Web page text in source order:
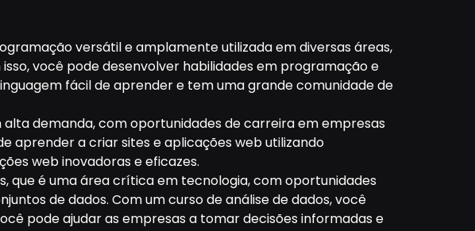
versátil e amplamente utilizada em diversas áreas,
você pode desenvolver habilidades em programação e
fácil de aprender e tem uma grande comunidade de
alta demanda, com oportunidades de carreira em empresas
aprender a criar sites e aplicações web utilizando
web inovadoras e eficazes.
que é uma área crítica em tecnologia, com oportunidades
de dados. Com um curso de análise de dados, você
pode ajudar as empresas a tomar decisões informadas e